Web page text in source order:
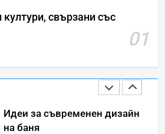
култури, свързани със
01
Идеи за съвременен дизайн
на баня